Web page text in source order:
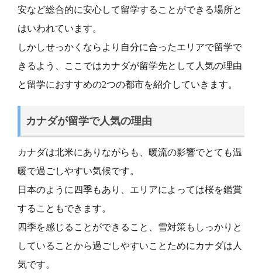
安など総合的に安心して留学することができる場所と
はいわれています。
しかしせっかくならより自分に合ったエリアで留学で
きるよう、ここではカナダが留学先として人気の理由
と留学におすすめの2つの都市を紹介していきます。
カナダが留学で人気の理由
カナダは北米にありながらも、暖流の影響でとても温
暖で過ごしやすい気候です。
日本のように四季もあり、エリアによっては桜を鑑賞
することもできます。
四季を感じることができること、雪対策もしっかりと
していることから過ごしやすいことためにカナダは人
気です。